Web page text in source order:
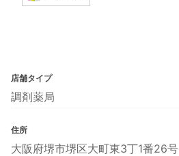
店舗タイプ
調剤薬局
住所
大阪府堺市堺区大町東3丁1番26号